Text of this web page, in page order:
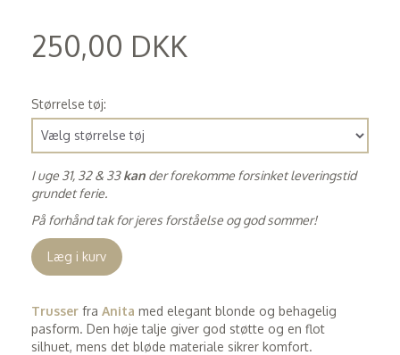
250,00 DKK
Størrelse tøj:
I uge 31, 32 & 33kan der forekomme forsinket leveringstid
grundet ferie.
På forhånd tak for jeres forståelse og god sommer!
Læg i kurv
Trusser fra Anita med elegant blonde og behagelig
pasform. Den høje talje giver god støtte og en flot
silhuet, mens det bløde materiale sikrer komfort.